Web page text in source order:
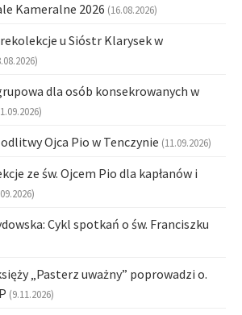
Kameralne 2026 (16.08.2026)
u Sióstr Klarysek w
dla osób konsekrowanych w
Ojca Pio w Tenczynie (11.09.2026)
ze św. Ojcem Pio dla kapłanów i
Cykl spotkań o św. Franciszku
„Pasterz uważny” poprowadzi o.
(9.11.2026)